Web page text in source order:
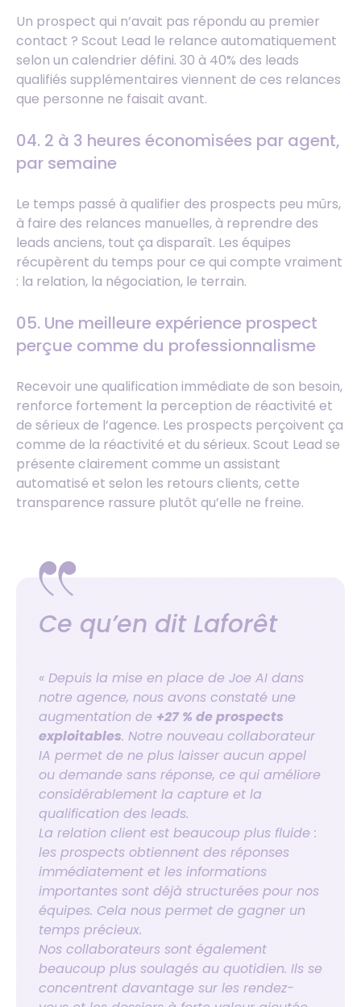
Un prospect qui n’avait pas répondu au premier
contact ? Scout Lead le relance automatiquement
selon un calendrier défini. 30 à 40% des leads
qualifiés supplémentaires viennent de ces relances
que personne ne faisait avant.
04. 2 à 3 heures économisées par agent,
par semaine
Le temps passé à qualifier des prospects peu mûrs,
à faire des relances manuelles, à reprendre des
leads anciens, tout ça disparaît. Les équipes
récupèrent du temps pour ce qui compte vraiment
: la relation, la négociation, le terrain.
05. Une meilleure expérience prospect
perçue comme du professionnalisme
Recevoir une qualification immédiate de son besoin,
renforce fortement la perception de réactivité et
de sérieux de l’agence. Les prospects perçoivent ça
comme de la réactivité et du sérieux. Scout Lead se
présente clairement comme un assistant
automatisé et selon les retours clients, cette
transparence rassure plutôt qu’elle ne freine.
Ce qu’en dit Laforêt
« Depuis la mise en place de Joe AI dans
notre agence, nous avons constaté une
augmentation de +27 % de prospects
exploitables. Notre nouveau collaborateur
IA permet de ne plus laisser aucun appel
ou demande sans réponse, ce qui améliore
considérablement la capture et la
qualification des leads.
La relation client est beaucoup plus fluide :
les prospects obtiennent des réponses
immédiatement et les informations
importantes sont déjà structurées pour nos
équipes. Cela nous permet de gagner un
temps précieux.
Nos collaborateurs sont également
beaucoup plus soulagés au quotidien. Ils se
concentrent davantage sur les rendez-